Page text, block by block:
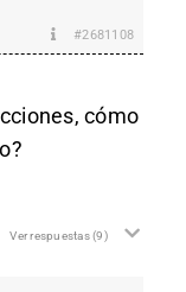
#2681108
cómo
Ver respuestas(9)